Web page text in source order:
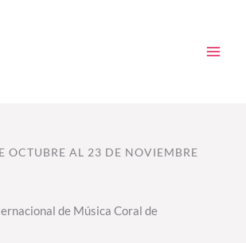
OCTUBRE AL 23 DE NOVIEMBRE
de Música Coral de